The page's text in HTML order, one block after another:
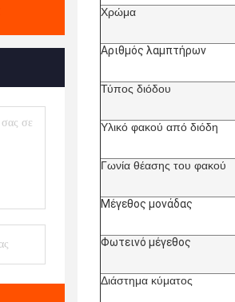
Χρώμα
Αριθμός λαμπτήρων
Τύπος διόδου
Υλικό φακού από διόδη
Γωνία θέασης του φακού
Μέγεθος μονάδας
Φωτεινό μέγεθος
Διάστημα κύματος